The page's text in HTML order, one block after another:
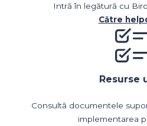
Intră în legătură cu
Către
Resurse
Consultă documentele
implementarea